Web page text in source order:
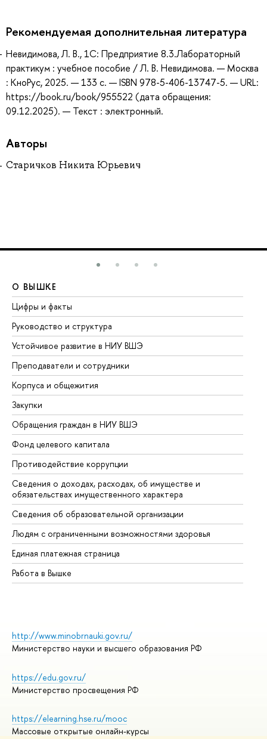
Рекомендуемая дополнительная литература
Невидимова, Л. В., 1С: Предприятие 8.3.Лабораторный
практикум : учебное пособие / Л. В. Невидимова. — Москва
: КноРус, 2025. — 133 с. — ISBN 978-5-406-13747-5. — URL:
https://book.ru/book/955522 (дата обращения:
09.12.2025). — Текст : электронный.
Авторы
Старичков Никита Юрьевич
О ВЫШКЕ
Цифры и факты
Руководство и структура
Устойчивое развитие в НИУ ВШЭ
Преподаватели и сотрудники
Корпуса и общежития
Закупки
Обращения граждан в НИУ ВШЭ
Фонд целевого капитала
Противодействие коррупции
Сведения о доходах, расходах, об имуществе и
обязательствах имущественного характера
Сведения об образовательной организации
Людям с ограниченными возможностями здоровья
Единая платежная страница
Работа в Вышке
http://www.minobrnauki.gov.ru/
Министерство науки и высшего образования РФ
https://edu.gov.ru/
Министерство просвещения РФ
https://elearning.hse.ru/mooc
Массовые открытые онлайн-курсы